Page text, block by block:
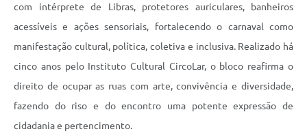
com intérprete de Libras, protetores auriculares, banheiros
acessíveis e ações sensoriais, fortalecendo o carnaval como
manifestação cultural, política, coletiva e inclusiva. Realizado há
cinco anos pelo Instituto Cultural CircoLar, o bloco reafirma o
direito de ocupar as ruas com arte, convivência e diversidade,
fazendo do riso e do encontro uma potente expressão de
cidadania e pertencimento.